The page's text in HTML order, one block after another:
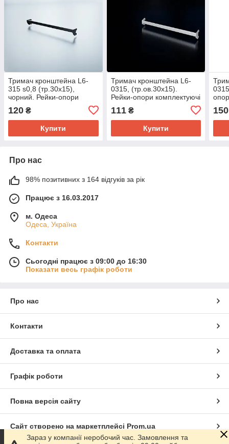
Тримач кронштейна L6-
315 s0,8 (тр.30x15),
чорний. Рейки-опори
комплектуючі до торгового
обладнання
120 ₴
Купити
Тримач кронштейна L6-
0315, (тр.ов.30x15).
Рейки-опори комплектуючі
до торгового обладнання
111₴
Купити
150
Про нас
98% позитивних з 164 відгуків за рік
Працює з 16.03.2017
м. Одеса
Одеса, Україна
Контакти
Сьогодні працює з 09:00 до 16:30
Показати весь графік роботи
Про нас
Контакти
Доставка та оплата
Графік роботи
Повна версія сайту
Сайт створено на маркетплейсі Prom.ua
Зараз у компанії неробочий час. Замовлення та